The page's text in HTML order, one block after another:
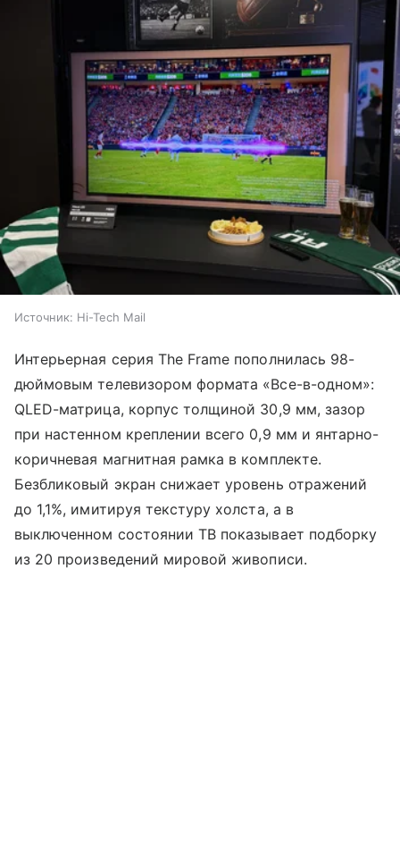
Источник: Hi-Tech Mail
Интерьерная серия The Frame пополнилась 98-
дюймовым телевизором формата «Все-в-одном»:
QLED-матрица, корпус толщиной 30,9 мм, зазор
при настенном креплении всего 0,9 мм и янтарно-
коричневая магнитная рамка в комплекте.
Безбликовый экран снижает уровень отражений
до 1,1%, имитируя текстуру холста, а в
выключенном состоянии ТВ показывает подборку
из 20 произведений мировой живописи.